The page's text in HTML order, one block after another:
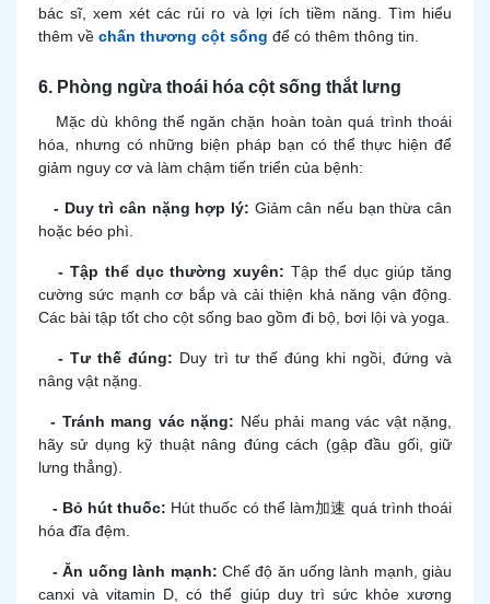
bác sĩ, xem xét các rủi ro và lợi ích tiềm năng. Tìm hiểu
thêm về chấn thương cột sống để có thêm thông tin.
6. Phòng ngừa thoái hóa cột sống thắt lưng
Mặc dù không thể ngăn chặn hoàn toàn quá trình thoái
hóa, nhưng có những biện pháp bạn có thể thực hiện để
giảm nguy cơ và làm chậm tiến triển của bệnh:
- Duy trì cân nặng hợp lý: Giảm cân nếu bạn thừa cân
hoặc béo phì.
- Tập thể dục thường xuyên: Tập thể dục giúp tăng
cường sức mạnh cơ bắp và cải thiện khả năng vận động.
Các bài tập tốt cho cột sống bao gồm đi bộ, bơi lội và yoga.
- Tư thế đúng: Duy trì tư thế đúng khi ngồi, đứng và
nâng vật nặng.
- Tránh mang vác nặng: Nếu phải mang vác vật nặng,
hãy sử dụng kỹ thuật nâng đúng cách (gập đầu gối, giữ
lưng thẳng).
- Bỏ hút thuốc: Hút thuốc có thể làm加速 quá trình thoái
hóa đĩa đệm.
- Ăn uống lành mạnh: Chế độ ăn uống lành mạnh, giàu
canxi và vitamin D, có thể giúp duy trì sức khỏe xương